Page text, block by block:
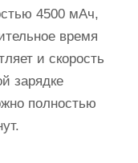
4500 мАч,
время
и скорость
зарядке
полностью